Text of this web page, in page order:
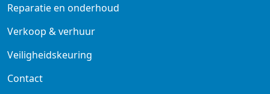
Reparatie en onderhoud
Verkoop & verhuur
Veiligheidskeuring
Contact